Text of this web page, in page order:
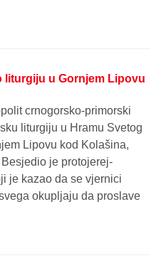
liturgiju u Gornjem Lipovu
crnogorsko-primorski
liturgiju u Hramu Svetog
Lipovu kod Kolašina,
je protojerej-
je kazao da se vjernici
okupljaju da proslave